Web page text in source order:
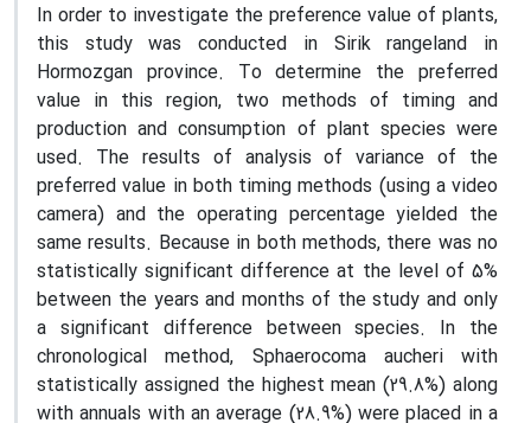
In order to investigate the preference value of plants,
this study was conducted in Sirik rangeland in
Hormozgan province. To determine the preferred
value in this region, two methods of timing and
production and consumption of plant species were
used. The results of analysis of variance of the
preferred value in both timing methods (using a video
camera) and the operating percentage yielded the
same results. Because in both methods, there was no
statistically significant difference at the level of 5%
between the years and months of the study and only
a significant difference between species. In the
chronological method, Sphaerocoma aucheri with
statistically assigned the highest mean (29.8%) along
with annuals with an average (28.9%) were placed in a